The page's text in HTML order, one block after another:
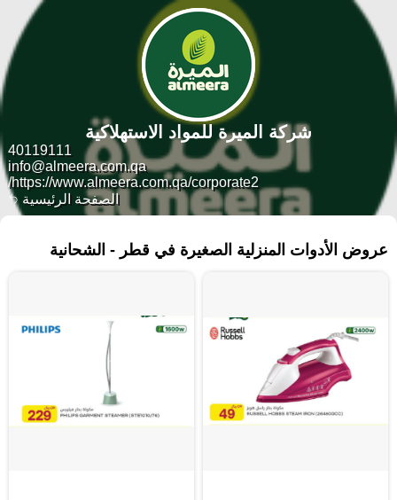
الصفحة الرئيسية
40119111
info@almeera.com.qa
https://www.almeera.com.qa/corporate2/
شركة الميرة للمواد الاستهلاكية
عروض الأدوات المنزلية الصغيرة في قطر - الشحانية